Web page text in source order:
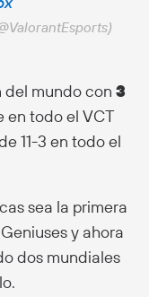
del mundo con 3
en todo el VCT
11-3 en todo el
sea la primera
y ahora
dos mundiales